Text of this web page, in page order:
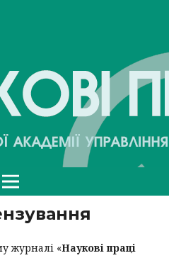
журналі «Наукові праці